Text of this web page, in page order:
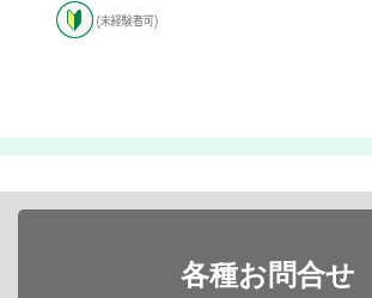
各種お問合せ